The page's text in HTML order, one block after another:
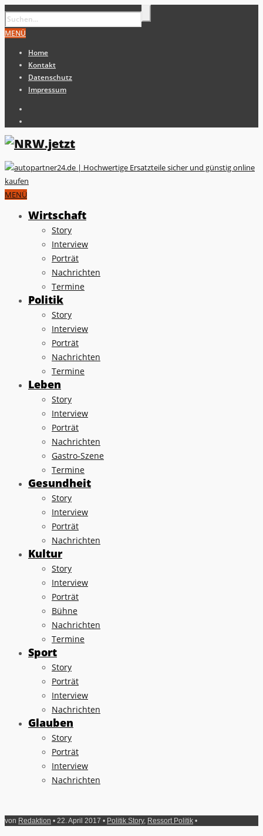
MENÜ
Home
Kontakt
Datenschutz
Impressum
MENÜ
Wirtschaft
Story
Interview
Porträt
Nachrichten
Termine
Politik
Story
Interview
Porträt
Nachrichten
Termine
Leben
Story
Interview
Porträt
Nachrichten
Gastro-Szene
Termine
Gesundheit
Story
Interview
Porträt
Nachrichten
Kultur
Story
Interview
Porträt
Bühne
Nachrichten
Termine
Sport
Story
Porträt
Interview
Nachrichten
Glauben
Story
Porträt
Interview
Nachrichten
von Redaktion • 22. April 2017 • Politik Story, Ressort Politik •